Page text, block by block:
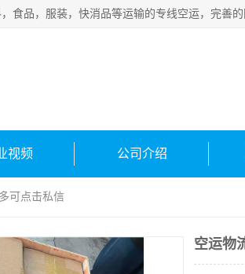
视频 公司介绍
可点击私信
空运物